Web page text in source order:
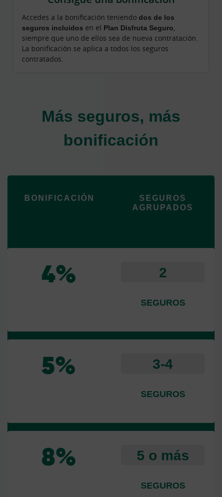
Accedes a la bonificación teniendo dos de los
seguros incluidos en el Plan Disfruta Seguro,
siempre que uno de ellos sea de nueva contratación.
La bonificación se aplica a todos los seguros
contratados.
Más seguros, más
bonificación
BONIFICACIÓN
SEGUROS
AGRUPADOS
4% 2
SEGUROS
5% 3-4
SEGUROS
8% 5 o más
SEGUROS